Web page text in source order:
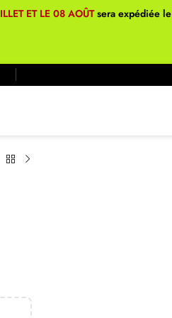
ET LE 08 AOÛTsera expédiée le